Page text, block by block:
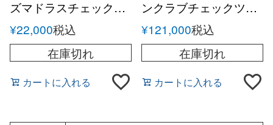
ズマドラスチェックボ
タンダウンシャツ
¥22,000税込
在庫切れ
カートに入れる
ンクラブチェックツイ
ード サファリジャケッ
ト
¥121,000税込
在庫切れ
カートに入れる